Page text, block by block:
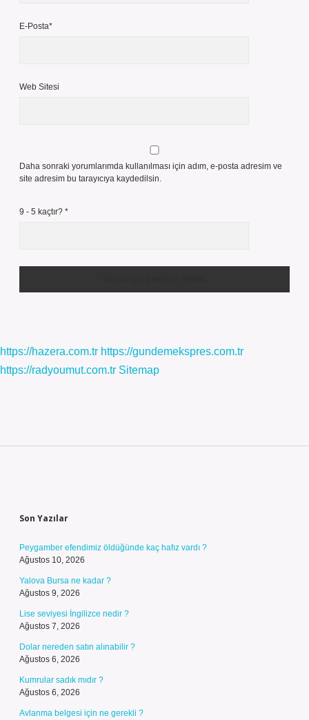
E-Posta*
Web Sitesi
Daha sonraki yorumlarımda kullanılması için adım, e-posta adresim ve
site adresim bu tarayıcıya kaydedilsin.
9 - 5 kaçtır? *
https://hazera.com.tr https://gundemekspres.com.tr
https://radyoumut.com.tr Sitemap
Son Yazılar
Peygamber efendimiz öldüğünde kaç hafız vardı ?
Ağustos 10, 2026
Yalova Bursa ne kadar ?
Ağustos 9, 2026
Lise seviyesi İngilizce nedir ?
Ağustos 7, 2026
Dolar nereden satın alınabilir ?
Ağustos 6, 2026
Kumrular sadık mıdır ?
Ağustos 6, 2026
Avlanma belgesi için ne gerekli ?